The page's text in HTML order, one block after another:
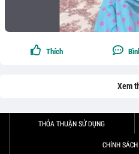
Thích
Xem
THỎA THUẬN SỬ DỤNG
CHÍNH